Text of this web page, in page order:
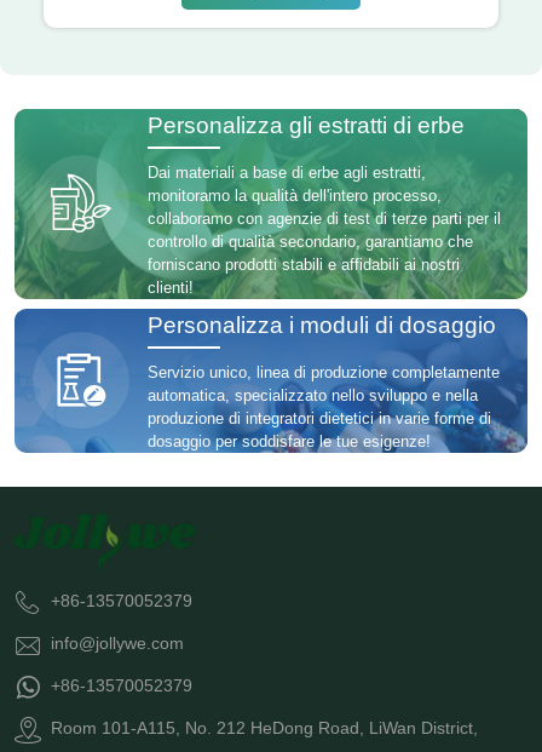
Personalizza gli estratti di erbe
Dai materiali a base di erbe agli estratti,
monitoramo la qualità dell'intero processo,
collaboramo con agenzie di test di terze parti per il
controllo di qualità secondario, garantiamo che
forniscano prodotti stabili e affidabili ai nostri
clienti!
Personalizza i moduli di dosaggio
Servizio unico, linea di produzione completamente
automatica, specializzato nello sviluppo e nella
produzione di integratori dietetici in varie forme di
dosaggio per soddisfare le tue esigenze!
+86-13570052379
info@jollywe.com
+86-13570052379
Room 101-A115, No. 212 HeDong Road, LiWan District,